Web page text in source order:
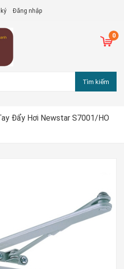
Đăng nhập
0
Tìm kiếm
Đẩy Hơi Newstar S7001/HO